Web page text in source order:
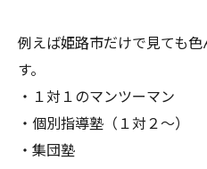
例えば姫路市だけで見ても
す。
・１対１のマンツーマン
・個別指導塾（１対２～）
・集団塾